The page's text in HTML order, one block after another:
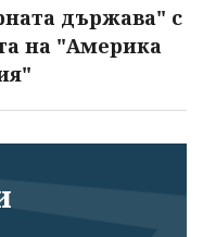
държава" с
на "Америка